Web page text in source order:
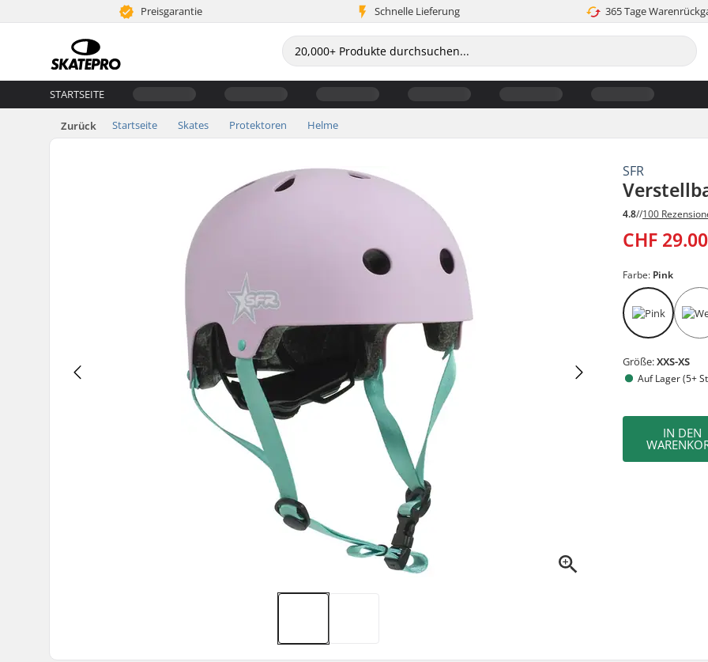
Preisgarantie Schnelle Lieferung 365 Tage
STARTSEITE
Zurück Startseite Skates Protektoren Helme
SFR
4.8//100
CHF 29.00
Farbe: Pink
Größe:XXS-XS
Auf Lager (5+
IN DEN